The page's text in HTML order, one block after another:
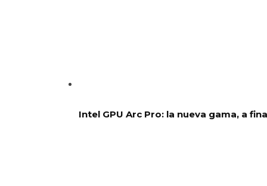
Intel GPU Arc Pro: la nueva gama, a